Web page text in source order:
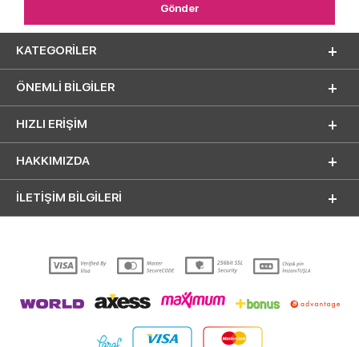
KATEGORILER
ÖNEMLI BILGILER
HIZLI ERIŞIM
HAKKIMIZDA
İLETİŞİM BİLGİLERİ